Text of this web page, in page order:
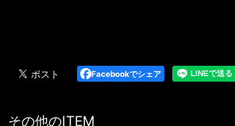
Facebookでシェア
その他のITEM